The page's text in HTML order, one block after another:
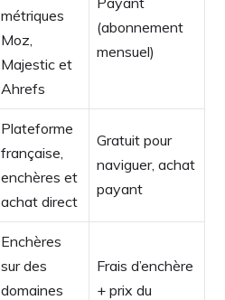
métriques
Moz,
Majestic et
Ahrefs
(abonnement
mensuel)
Plateforme
française,
enchères et
achat direct
Gratuit pour
naviguer, achat
payant
Enchères
sur des
domaines
Frais d’enchère
+ prix du